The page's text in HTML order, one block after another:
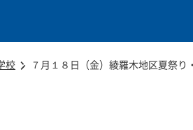
校 ７月１８日（金）綾羅木地区夏祭り